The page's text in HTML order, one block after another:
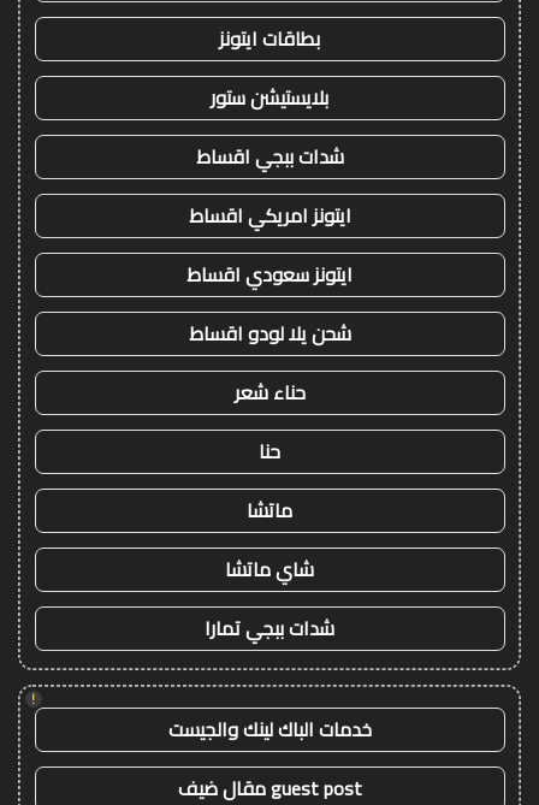
بطاقات ايتونز
بلايستيشن ستور
شدات ببجي اقساط
ايتونز امريكي اقساط
ايتونز سعودي اقساط
شحن يلا لودو اقساط
حناء شعر
حنا
ماتشا
شاي ماتشا
شدات ببجي تمارا
!
خدمات الباك لينك والجيست
guest post مقال ضيف